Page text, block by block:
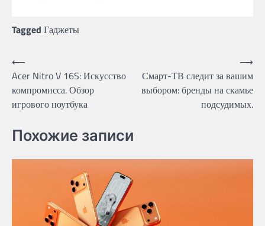
Tagged Гаджеты
Post
navigation
⟵
Acer Nitro V 16S: Искусство
компромисса. Обзор
игрового ноутбука
Смарт-ТВ следит за вашим
выбором: бренды на скамье
подсудимых.
⟶
Похожие записи